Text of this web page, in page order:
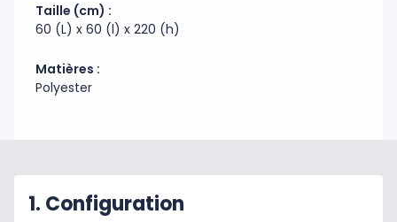
Taille (cm) :
60 (L) x 60 (l) x 220 (h)
Matières :
Polyester
1. Configuration